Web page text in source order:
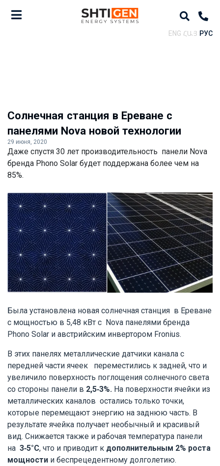
ENG ՀԱՅ РУС
Солнечная станция в Ереване с
панелями Nova новой технологии
29 июня, 2020
Даже спустя 30 лет производительность панели Nova
бренда Phono Solar будет поддержана более чем на
85%.
Была установлена новая солнечная станция в Ереване
с мощностью в 5,48 кВт с Nova панелями бренда
Phono Solar и австрийским инвертором Fronius.
В этих панелях металлические датчики канала с
передней части ячеек переместились к задней, что и
увеличило поверхность поглощения солнечного света
со стороны панели в 2,5-3%. На поверхности ячейки из
металлических каналов остались только точки,
которые перемещают энергию на заднюю часть. В
результате ячейка получает необычный и красивый
вид. Снижается также и рабочая температура панели
на 3-5°C, что и приводит к дополнительным 2% роста
мощности и беспрецедентному долголетию.